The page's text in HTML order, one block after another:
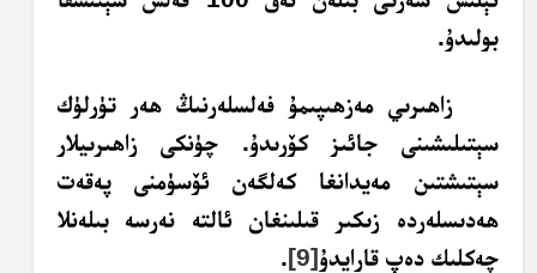
بولىدۇ.
زاھىرىي مەزھىپىمۇ فەلسلەرنىڭ ھەر تۈرلۈك
سېتىلىشىنى جائىز كۆرىدۇ. چۈنكى زاھىرىيلار
سېتىشتىن مەيدانغا كەلگەن ئۆسۈمنى پەقەت
ھەدىسلەردە زىكىر قىلىنغان ئالتە نەرسە بىلەنلا
چەكلىك دەپ قارايدۇ[9]
.